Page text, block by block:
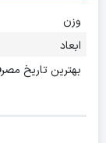
وزن
ابعاد
بهترین تاریخ